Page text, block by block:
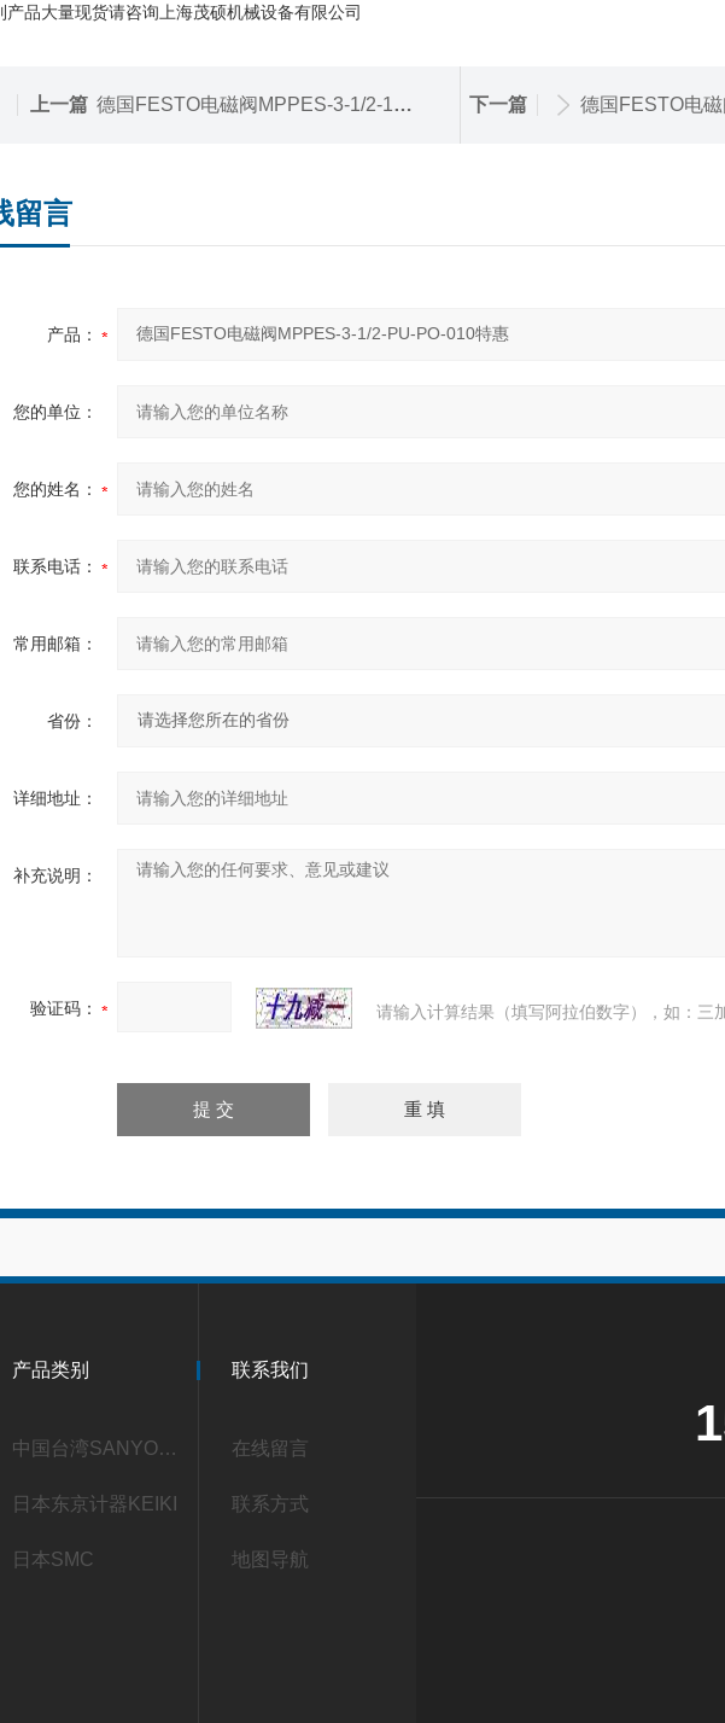
产品大量现货请咨询上海茂硕机械设备有限公司
上一篇 德国FESTO电磁阀MPPES-3-1/2-10-010特惠 下一篇 德国FESTO电磁
留言
产品：
您的单位：
您的姓名：
联系电话：
常用邮箱：
省份：
详细地址：
补充说明：
验证码： 请输入计算结果（填写阿拉伯数字），如：三
产品类别
中国台湾SANYOU三友
日本东京计器KEIKI
日本SMC
联系我们
在线留言
联系方式
地图导航